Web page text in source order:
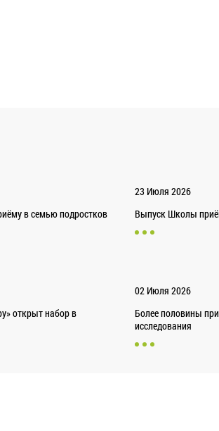
в семью подростков
23 Июля 2026
Выпуск Школы
открыт набор в
02 Июля 2026
Более половины
исследования